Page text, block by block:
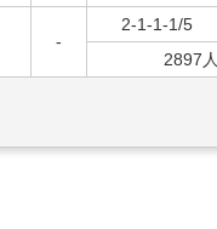
-
2-1-1-1/5
2897人